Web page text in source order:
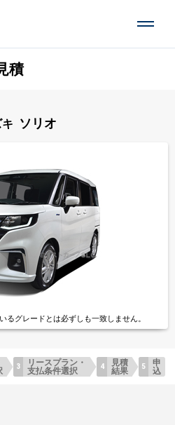
積
キ ソリオ
るグレードとは必ずしも一致しません。
リースプラン・
支払条件選択
見積
結果
申
込